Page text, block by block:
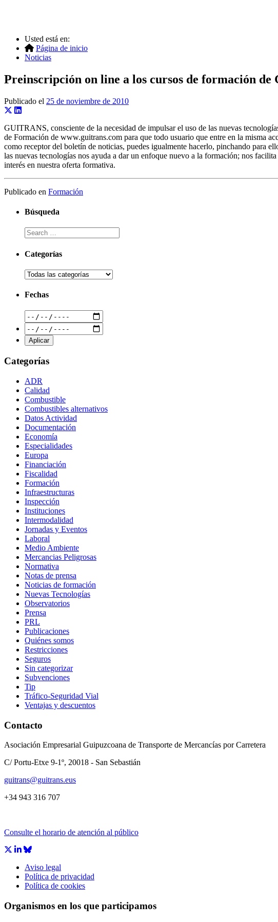
Usted está en:
Página de inicio
Noticias
Preinscripción on line a los cursos de formación de
Publicado el 25 de noviembre de 2010
GUITRANS, consciente de la necesidad de impulsar el uso de las nuevas
de Formación de www.guitrans.com para que todo usuario que entre en la misma
como receptor del boletín de noticias, puedes igualmente hacerlo, pinchando para
las nuevas tecnologías nos ayuda a dar un enfoque nuevo a la formación; nos
interés en nuestra oferta formativa.
Publicado en Formación
Búsqueda
Categorías
Fechas
Categorías
ADR
Calidad
Combustible
Combustibles alternativos
Datos Actividad
Documentación
Economía
Especialidades
Europa
Financiación
Fiscalidad
Formación
Infraestructuras
Inspección
Instituciones
Intermodalidad
Jornadas y Eventos
Laboral
Medio Ambiente
Mercancias Peligrosas
Normativa
Notas de prensa
Noticias de formación
Nuevas Tecnologías
Observatorios
Prensa
PRL
Publicaciones
Quiénes somos
Restricciones
Seguros
Sin categorizar
Subvenciones
Tip
Tráfico-Seguridad Vial
Ventajas y descuentos
Contacto
Asociación Empresarial Guipuzcoana de Transporte de Mercancías por Carretera
C/ Portu-Etxe 9-1º, 20018 - San Sebastián
guitrans@guitrans.eus
+34 943 316 707
Consulte el horario de atención al público
Aviso legal
Política de privacidad
Política de cookies
Organismos en los que participamos